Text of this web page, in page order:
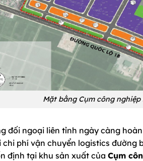
Mặt bằng Cụm công
đối ngoại liên tỉnh ngày càng
phí vận chuyển logistics
định tại khu sản xuất của Cụm